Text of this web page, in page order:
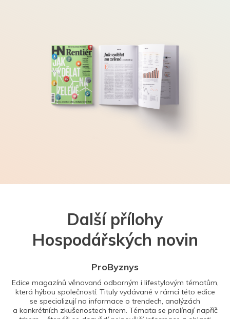
Další přílohy
Hospodářských novin
ProByznys
Edice magazínů věnovaná odborným i lifestylovým tématům,
která hýbou společností. Tituly vydávané v rámci této edice
se specializují na informace o trendech, analýzách
a konkrétních zkušenostech firem. Témata se prolínají napříč